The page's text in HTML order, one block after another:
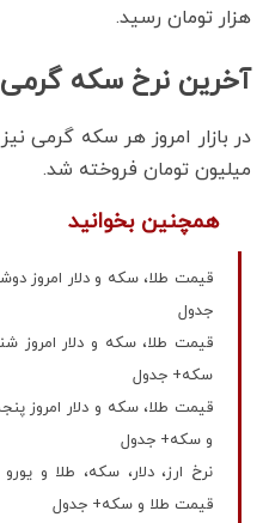
هزار تومان رسید.
آخرین نرخ سکه گرمی
میلیون تومان فروخته شد.
همچنین بخوانید
جدول
سکه+ جدول
و سکه+ جدول
قیمت طلا و سکه+ جدول